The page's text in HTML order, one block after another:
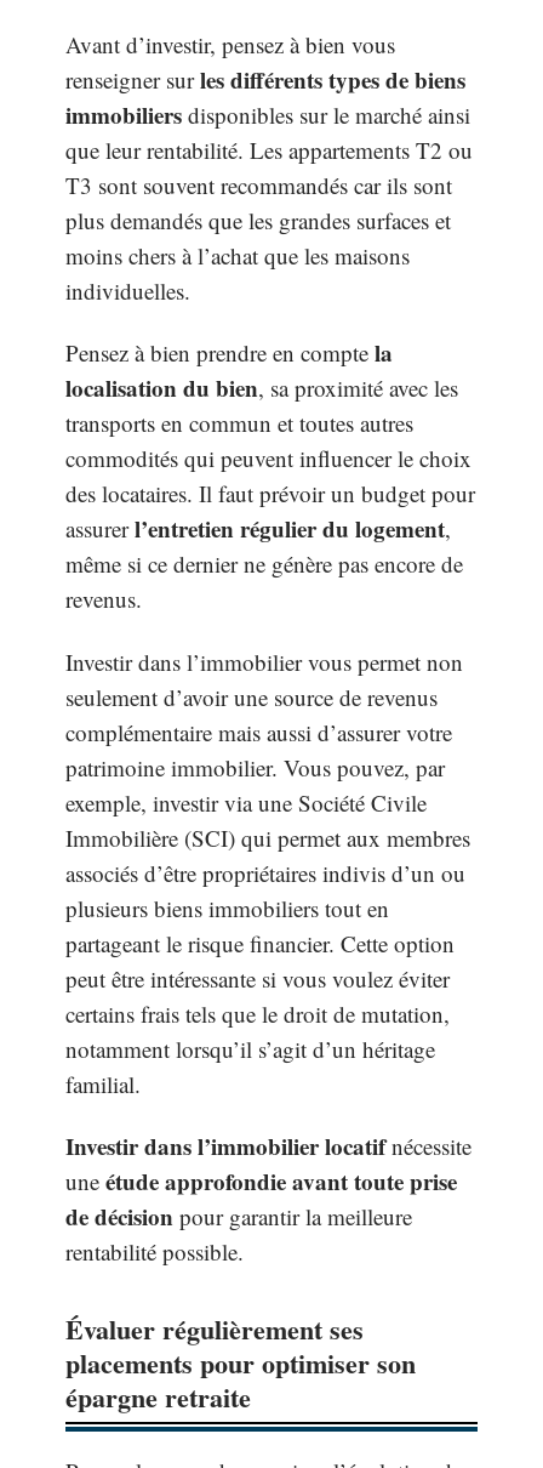
Avant d’investir, pensez à bien vous
renseigner surles différents types de biens
immobiliers disponibles sur le marché ainsi
que leur rentabilité. Les appartements T2 ou
T3 sont souvent recommandés car ils sont
plus demandés que les grandes surfaces et
moins chers à l’achat que les maisons
individuelles.
Pensez à bien prendre en compte la
localisation du bien, sa proximité avec les
transports en commun et toutes autres
commodités qui peuvent influencer le choix
des locataires. Il faut prévoir un budget pour
assurerl’entretien régulier du logement,
même si ce dernier ne génère pas encore de
revenus.
Investir dans l’immobilier vous permet non
seulement d’avoir une source de revenus
complémentaire mais aussi d’assurer votre
patrimoine immobilier. Vous pouvez, par
exemple, investir via une Société Civile
Immobilière (SCI) qui permet aux membres
associés d’être propriétaires indivis d’un ou
plusieurs biens immobiliers tout en
partageant le risque financier. Cette option
peut être intéressante si vous voulez éviter
certains frais tels que le droit de mutation,
notamment lorsqu’il s’agit d’un héritage
familial.
Investir dans l’immobilier locatifnécessite
une étude approfondie avant toute prise
de décision pour garantir la meilleure
rentabilité possible.
Évaluer régulièrement ses
placements pour optimiser son
épargne retraite